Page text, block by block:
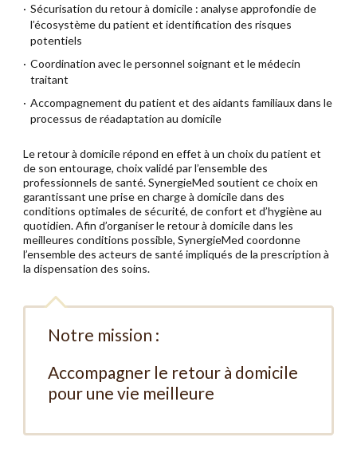
Notre vocation
Le Groupe Zephyr
Espace Presse
Sécurisation du retour à domicile : analyse approfondie de
l’écosystème du patient et identification des risques
potentiels
Coordination avec le personnel soignant et le médecin
traitant
Accompagnement du patient et des aidants familiaux dans le
processus de réadaptation au domicile
Le retour à domicile répond en effet à un choix du patient et
de son entourage, choix validé par l’ensemble des
professionnels de santé. SynergieMed soutient ce choix en
garantissant une prise en charge à domicile dans des
conditions optimales de sécurité, de confort et d’hygiène au
quotidien. Afin d’organiser le retour à domicile dans les
meilleures conditions possible, SynergieMed coordonne
l’ensemble des acteurs de santé impliqués de la prescription à
la dispensation des soins.
Notre mission :
Accompagner le retour à domicile
pour une vie meilleure